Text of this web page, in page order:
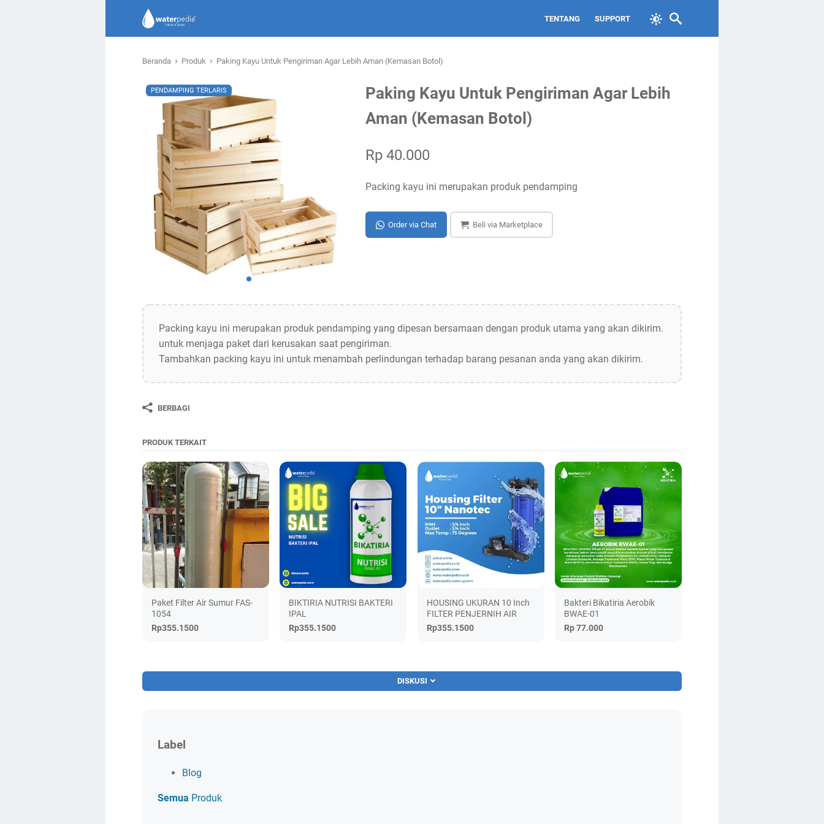
TENTANG SUPPORT
Beranda › Produk › Paking Kayu Untuk Pengiriman Agar Lebih Aman (Kemasan Botol)
Paking Kayu Untuk Pengiriman Agar Lebih
Aman (Kemasan Botol)
PENDAMPING TERLARIS
Rp 40.000
Packing kayu ini merupakan produk pendamping
Order via Chat Beli via Marketplace
Packing kayu ini merupakan produk pendamping yang dipesan bersamaan dengan produk utama yang akan dikirim.
untuk menjaga paket dari kerusakan saat pengiriman.
Tambahkan packing kayu ini untuk menambah perlindungan terhadap barang pesanan anda yang akan dikirim.
BERBAGI
PRODUK TERKAIT
Paket Filter Air Sumur FAS-
1054
Rp355.1500
BIKTIRIA NUTRISI BAKTERI
IPAL
Rp355.1500
HOUSING UKURAN 10 Inch
FILTER PENJERNIH AIR
Rp355.1500
Bakteri Bikatiria Aerobik
BWAE-01
Rp 77.000
DISKUSI
Label
Blog
Semua Produk